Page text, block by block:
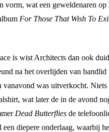
wat een geweldenaren
For Those That Wish To
is wist Architects dan ook
na het overlijden van
was uitverkocht.
wat later de in de avond
Dead Butterflies de
een diepere onderlaag, waarbij